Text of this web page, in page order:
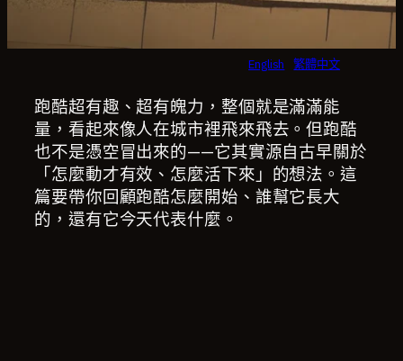
English 繁體中文
跑酷超有趣、超有魄力，整個就是滿滿能
量，看起來像人在城市裡飛來飛去。但跑酷
也不是憑空冒出來的——它其實源自古早關於
「怎麼動才有效、怎麼活下來」的想法。這
篇要帶你回顧跑酷怎麼開始、誰幫它長大
的，還有它今天代表什麼。